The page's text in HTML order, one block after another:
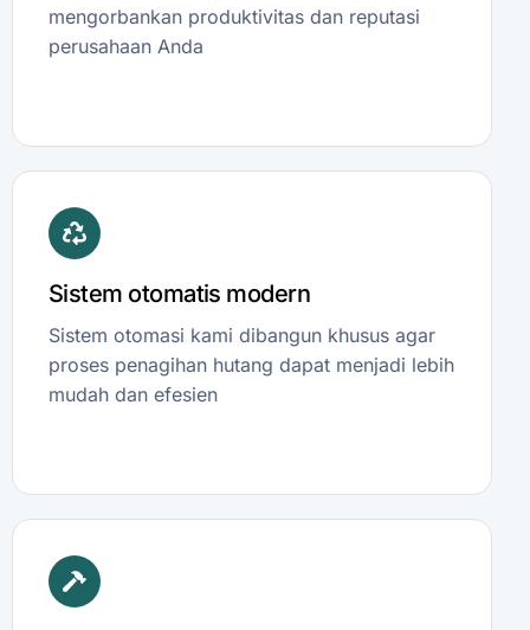
mengorbankan produktivitas dan reputasi
perusahaan Anda
Sistem otomatis modern
Sistem otomasi kami dibangun khusus agar
proses penagihan hutang dapat menjadi lebih
mudah dan efesien